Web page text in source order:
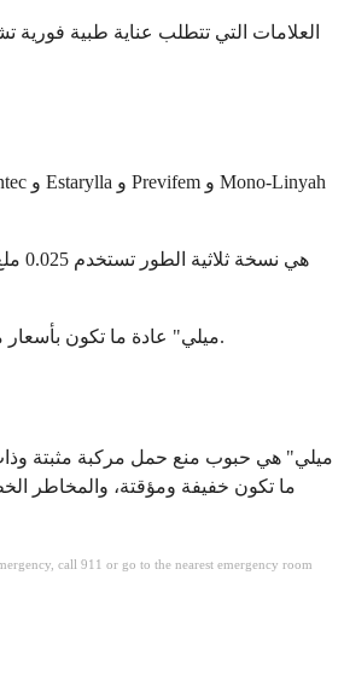
العلامات التي تتطلب عناية طبية
"ميلي" عادة ما تكون بأسعار معقولة كحبوب جنيسة. مع التأمين، غالبًا ما تكون التكلفة المشتركة من 0 إلى 15 دولارًا شهريًا. بدون تأمين، عادة ما تكلف 15 إلى 50 دولارًا شهريًا في معظم الصيدليات.
ما تكون خفيفة ومؤقتة، والمخاطر
call 911 or go to the nearest emergency room